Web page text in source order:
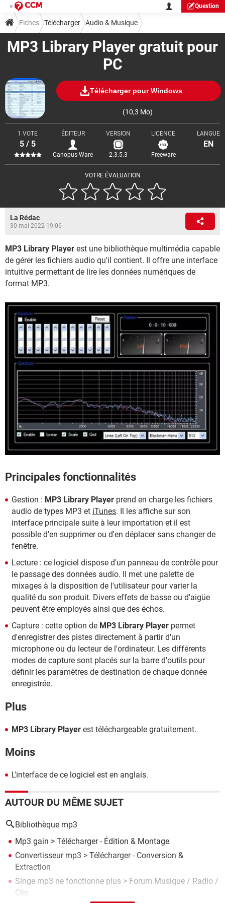
Question
MP3 Library Player gratuit pour
PC
Télécharger pour Windows
(10,3 Mo)
VOTRE ÉVALUATION
1 VOTE
5 / 5
ÉDITEUR
Canopus-Ware
VERSION
2.3.5.3
LICENCE
Freeware
LANGUE
EN
Fiches Télécharger Audio & Musique
La Rédac
30 mai 2022 19:06
MP3 Library Player est une bibliothèque multimédia capable
de gérer les fichiers audio qu'il contient. Il offre une interface
intuitive permettant de lire les données numériques de
format MP3.
Principales fonctionnalités
Gestion : MP3 Library Player prend en charge les fichiers
audio de types MP3 et iTunes. Il les affiche sur son
interface principale suite à leur importation et il est
possible d'en supprimer ou d'en déplacer sans changer de
fenêtre.
Lecture : ce logiciel dispose d'un panneau de contrôle pour
le passage des données audio. Il met une palette de
mixages à la disposition de l'utilisateur pour varier la
qualité du son produit. Divers effets de basse ou d'aigüe
peuvent être employés ainsi que des échos.
Capture : cette option de MP3 Library Player permet
d'enregistrer des pistes directement à partir d'un
microphone ou du lecteur de l'ordinateur. Les différents
modes de capture sont placés sur la barre d'outils pour
définir les paramètres de destination de chaque donnée
enregistrée.
Plus
MP3 Library Player est téléchargeable gratuitement.
Moins
L'interface de ce logiciel est en anglais.
AUTOUR DU MÊME SUJET
Bibliothèque mp3
Mp3 gain > Télécharger - Édition & Montage
Convertisseur mp3 > Télécharger - Conversion &
Extraction
Singe mp3 ne fonctionne plus > Forum Musique / Radio /
Clip